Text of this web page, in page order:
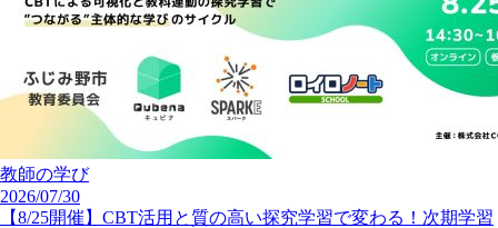
教師の学び
2026/07/30
【8/25開催】CBT活用と質の高い探究学習で変わる！次期学習